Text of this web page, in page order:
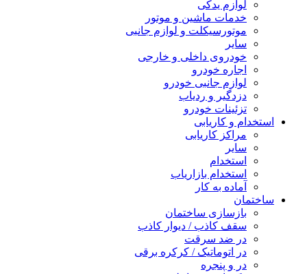
لوازم یدکی
خدمات ماشین و موتور
موتورسیکلت و لوازم جانبی
سایر
خودروی داخلی و خارجی
اجاره خودرو
لوازم جانبی خودرو
دزدگیر و ردیاب
تزئینات خودرو
استخدام و کاریابی
مراکز کاریابی
سایر
استخدام
استخدام بازاریاب
آماده به کار
ساختمان
بازسازی ساختمان
سقف کاذب / دیوار کاذب
در ضد سرقت
در اتوماتیک / کرکره برقی
در و پنجره